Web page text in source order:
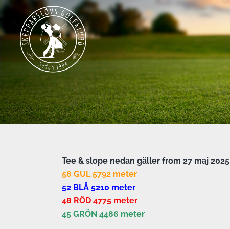
Tee & slope nedan gäller from 27 maj 2025
58 GUL 5792 meter
52 BLÅ 5210 meter
48 RÖD 4775 meter
45 GRÖN 4486 meter